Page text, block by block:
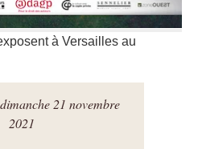
à Versailles au
21 novembre
2021